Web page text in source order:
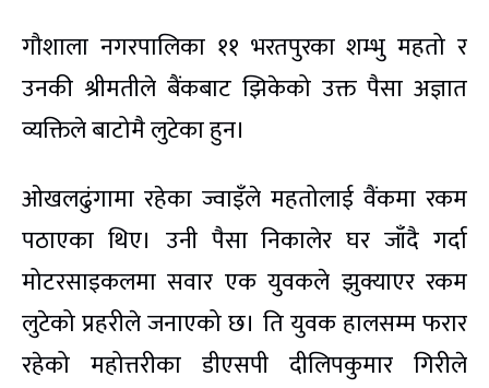
गौशाला नगरपालिका ११ भरतपुरका शम्भु महतो र
उनकी श्रीमतीले बैंकबाट झिकेको उक्त पैसा अज्ञात
व्यक्तिले बाटोमै लुटेका हुन।
ओखलढुंगामा रहेका ज्वाइँले महतोलाई वैंकमा रकम
पठाएका थिए। उनी पैसा निकालेर घर जाँदै गर्दा
मोटरसाइकलमा सवार एक युवकले झुक्याएर रकम
लुटेको प्रहरीले जनाएको छ। ति युवक हालसम्म फरार
रहेको महोत्तरीका डीएसपी दीलिपकुमार गिरीले